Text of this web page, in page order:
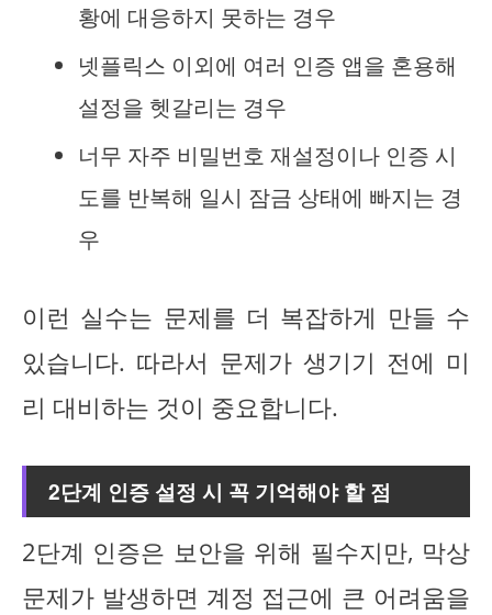
황에 대응하지 못하는 경우
넷플릭스 이외에 여러 인증 앱을 혼용해
설정을 헷갈리는 경우
너무 자주 비밀번호 재설정이나 인증 시
도를 반복해 일시 잠금 상태에 빠지는 경
우
이런 실수는 문제를 더 복잡하게 만들 수
있습니다. 따라서 문제가 생기기 전에 미
리 대비하는 것이 중요합니다.
2단계 인증 설정 시 꼭 기억해야 할 점
2단계 인증은 보안을 위해 필수지만, 막상
문제가 발생하면 계정 접근에 큰 어려움을